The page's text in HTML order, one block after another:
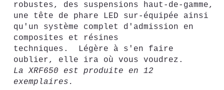
robustes, des suspensions haut-de-gamme,
une tête de phare LED sur-équipée ainsi
qu'un système complet d'admission en
composites et résines
techniques. Légère à s'en faire
oublier, elle ira où vous voudrez.
La XRF650 est produite en 12
exemplaires.